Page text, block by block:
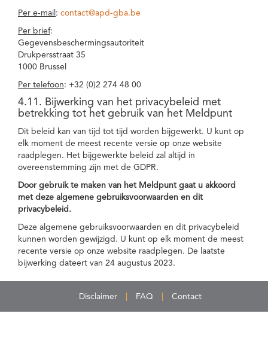
Per e-mail : contact@apd-gba.be
Per brief:
Gegevensbeschermingsautoriteit
Drukpersstraat 35
1000 Brussel
Per telefoon: +32 (0)2 274 48 00
4.11. Bijwerking van het privacybeleid met
betrekking tot het gebruik van het Meldpunt
Dit beleid kan van tijd tot tijd worden bijgewerkt. U kunt op
elk moment de meest recente versie op onze website
raadplegen. Het bijgewerkte beleid zal altijd in
overeenstemming zijn met de GDPR.
Door gebruik te maken van het Meldpunt gaat u akkoord
met deze algemene gebruiksvoorwaarden en dit
privacybeleid.
Deze algemene gebruiksvoorwaarden en dit privacybeleid
kunnen worden gewijzigd. U kunt op elk moment de meest
recente versie op onze website raadplegen. De laatste
bijwerking dateert van 24 augustus 2023.
Disclaimer FAQ Contact